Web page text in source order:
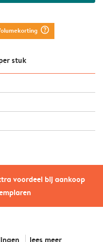
voordeel bij aankoop
question_mark_circle
stuk
lees meer